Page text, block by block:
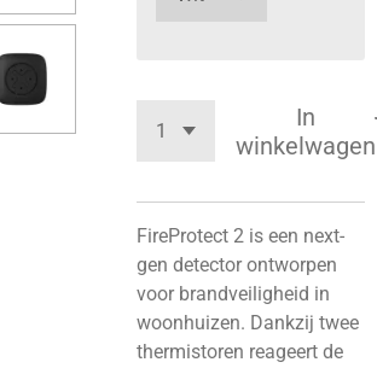
In
winkelwagen
FireProtect 2 is een next-
gen detector ontworpen
voor brandveiligheid in
woonhuizen. Dankzij twee
thermistoren reageert de